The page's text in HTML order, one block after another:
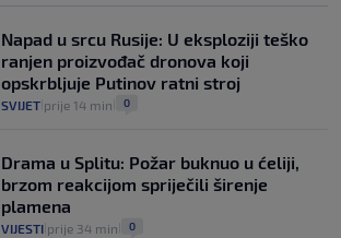
Analitičar o Mostu: Oni su u yin-yang
poziciji i imaju drugog najpoznatijeg
bravara u povijesti Hrvatske
VIJESTI 30. srp. 16
Napad u srcu Rusije: U eksploziji teško
ranjen proizvođač dronova koji
opskrbljuje Putinov ratni stroj
SVIJET prije 14 min 0
Drama u Splitu: Požar buknuo u ćeliji,
brzom reakcijom spriječili širenje
plamena
VIJESTI prije 34 min 0